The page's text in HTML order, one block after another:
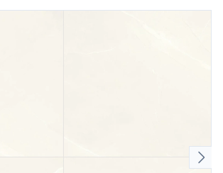
اسلاید قبلی